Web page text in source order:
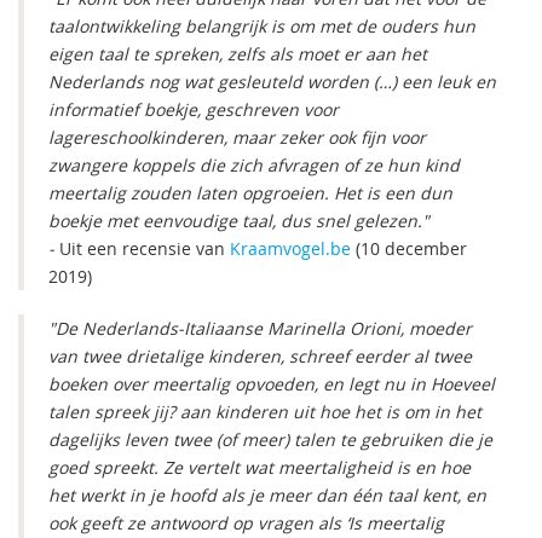
taalontwikkeling belangrijk is om met de ouders hun
eigen taal te spreken, zelfs als moet er aan het
Nederlands nog wat gesleuteld worden (…) een leuk en
informatief boekje, geschreven voor
lagereschoolkinderen, maar zeker ook fijn voor
zwangere koppels die zich afvragen of ze hun kind
meertalig zouden laten opgroeien. Het is een dun
boekje met eenvoudige taal, dus snel gelezen."
- Uit een recensie van Kraamvogel.be (10 december
2019)
"De Nederlands-Italiaanse Marinella Orioni, moeder
van twee drietalige kinderen, schreef eerder al twee
boeken over meertalig opvoeden, en legt nu in Hoeveel
talen spreek jij? aan kinderen uit hoe het is om in het
dagelijks leven twee (of meer) talen te gebruiken die je
goed spreekt. Ze vertelt wat meertaligheid is en hoe
het werkt in je hoofd als je meer dan één taal kent, en
ook geeft ze antwoord op vragen als ‘Is meertalig